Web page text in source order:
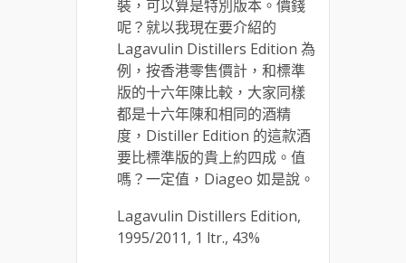
裝，可以算是特別版本。價錢
呢？就以我現在要介紹的
Lagavulin Distillers Edition 為
例，按香港零售價計，和標準
版的十六年陳比較，大家同樣
都是十六年陳和相同的酒精
度，Distiller Edition 的這款酒
要比標準版的貴上約四成。值
嗎？一定值，Diageo 如是說。
Lagavulin Distillers Edition,
1995/2011, 1 ltr., 43%